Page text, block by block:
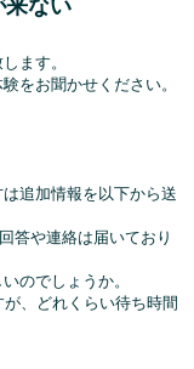
来ない
ます。
をお聞かせください。
追加情報を以下から送
答や連絡は届いており
のでしょうか。
、どれくらい待ち時間